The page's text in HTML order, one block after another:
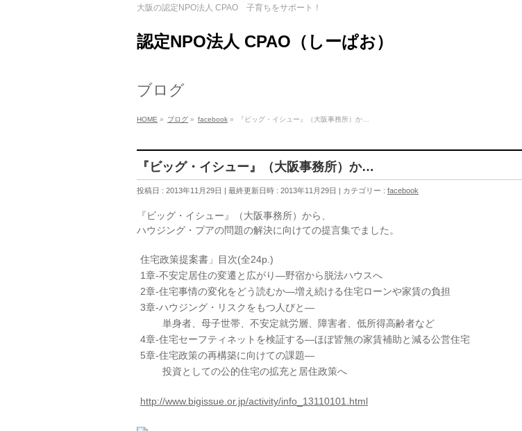
大阪の認定NPO法人 CPAO 子育ちをサポート！
認定NPO法人 CPAO（しーぱお）
ブログ
HOME » ブログ » facebook » 『ビッグ・イシュー』（大阪事務所）か…
『ビッグ・イシュー』（大阪事務所）か…
投稿日 : 2013年11月29日 最終更新日時 : 2013年11月29日 カテゴリー : facebook
『ビッグ・イシュー』（大阪事務所）から、
ハウジング・プアの問題の解決に向けての提言集でました。
住宅政策提案書」目次(全24p.)
1章‐不安定居住の変遷と広がり―野宿から脱法ハウスへ
2章‐住宅事情の変化をどう読むか―増え続ける住宅ローンや家賃の負担
3章‐ハウジング・リスクをもつ人びと―
単身者、母子世帯、不安定就労層、障害者、低所得高齢者など
4章‐住宅セーフティネットを検証する―ほぼ皆無の家賃補助と減る公営住宅
5章‐住宅政策の再構築に向けての課題―
投資としての公的住宅の拡充と居住政策へ
http://www.bigissue.or.jp/activity/info_13110101.html